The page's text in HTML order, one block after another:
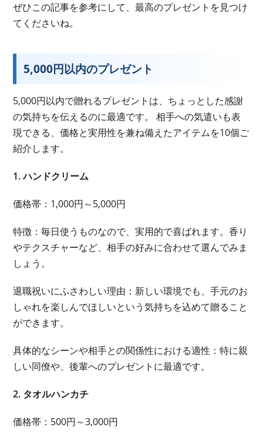
ぜひこの記事を参考にして、最高のプレゼントを見つけ
てくださいね。
5,000円以内のプレゼント
5,000円以内で贈れるプレゼントは、ちょっとした感謝
の気持ちを伝えるのに最適です。 相手への気遣いも表
現できる、価格と実用性を兼ね備えたアイテムを10個ご
紹介します。
1. ハンドクリーム
価格帯：1,000円～5,000円
特徴：毎日使うものなので、実用的で喜ばれます。香り
やテクスチャーなど、相手の好みに合わせて選んでみま
しょう。
退職祝いにふさわしい理由：新しい環境でも、手元のお
しゃれを楽しんでほしいという気持ちを込めて贈ること
ができます。
具体的なシーンや相手との関係性における適性：特に親
しい同僚や、後輩へのプレゼントに最適です。
2. タオルハンカチ
価格帯：500円～3,000円